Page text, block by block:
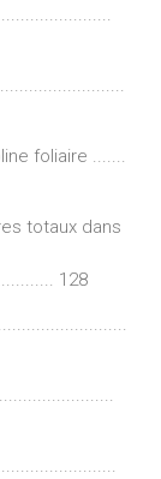
foliaire .......
totaux dans
128